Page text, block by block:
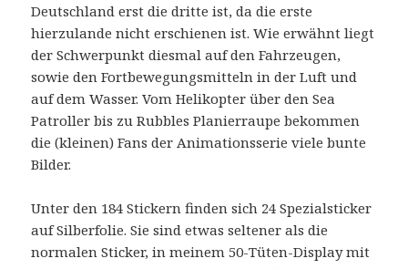
Deutschland erst die dritte ist, da die erste
hierzulande nicht erschienen ist. Wie erwähnt liegt
der Schwerpunkt diesmal auf den Fahrzeugen,
sowie den Fortbewegungsmitteln in der Luft und
auf dem Wasser. Vom Helikopter über den Sea
Patroller bis zu Rubbles Planierraupe bekommen
die (kleinen) Fans der Animationsserie viele bunte
Bilder.
Unter den 184 Stickern finden sich 24 Spezialsticker
auf Silberfolie. Sie sind etwas seltener als die
normalen Sticker, in meinem 50-Tüten-Display mit